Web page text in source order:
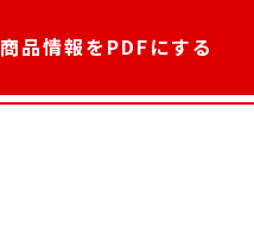
商品情報をPDFにする